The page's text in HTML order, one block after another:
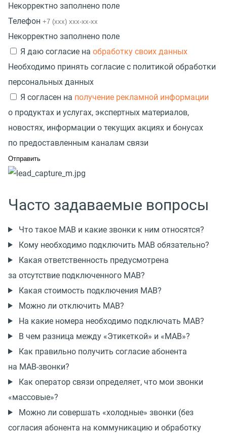
Некорректно заполнено поле
Телефон
Некорректно заполнено поле
Я даю согласие на обработку своих данных
Необходимо принять согласие с политикой обработки
персональных данных
Я согласен на получение рекламной информации
о продуктах и услугах, экспертных материалов,
новостях, информации о текущих акциях и бонусах
по предоставленным каналам связи
Часто задаваемые вопросы
Что такое МАВ и какие звонки к ним относятся?
Кому необходимо подключить МАВ обязательно?
Какая ответственность предусмотрена
за отсутствие подключенного МАВ?
Какая стоимость подключения МАВ?
Можно ли отключить МАВ?
На какие номера необходимо подключать МАВ?
В чем разница между «Этикеткой» и «МАВ»?
Как правильно получить согласие абонента
на МАВ-звонки?
Как оператор связи определяет, что мои звонки
«массовые»?
Можно ли совершать «холодные» звонки (без
согласия абонента на коммуникацию и обработку